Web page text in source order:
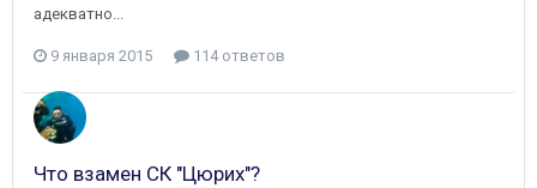
адекватно...
9 января 2015 114 ответов
Что взамен СК "Цюрих"?